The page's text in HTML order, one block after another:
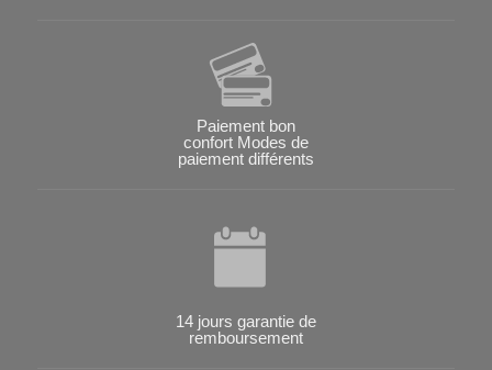
Paiement bon
confort Modes de
paiement différents
14 jours garantie de
remboursement